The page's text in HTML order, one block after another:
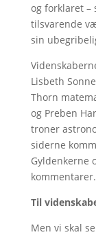
og forklaret –
tilsvarende
sin
Lisbeth
Thorn
og Preben
troner
siderne
Gyldenkerne
kommentarer.
Til
Men vi skal